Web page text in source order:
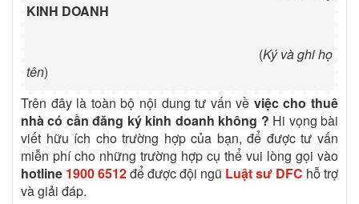
KINH DOANH
(Ký và ghi họ
tên)
Trên đây là toàn bộ nội dung tư vấn về việc cho thuê
nhà có cần đăng ký kinh doanh không ? Hi vọng bài
viết hữu ích cho trường hợp của bạn, để được tư vấn
miễn phí cho những trường hợp cụ thể vui lòng gọi vào
hotline 1900 6512để được đội ngũ Luật sư DFC hỗ trợ
và giải đáp.